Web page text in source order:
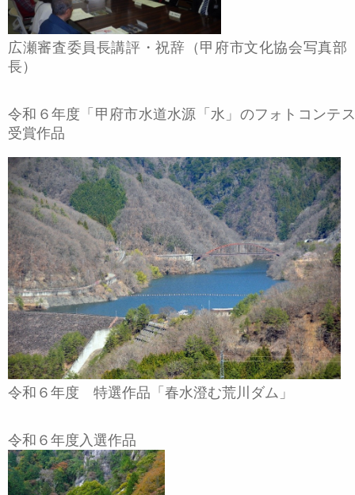
広瀬審査委員長講評・祝辞（甲府市文化協会写真部
長）
令和６年度「甲府市水道水源「水」のフォトコンテ
受賞作品
令和６年度 特選作品「春水澄む荒川ダム」
令和６年度入選作品